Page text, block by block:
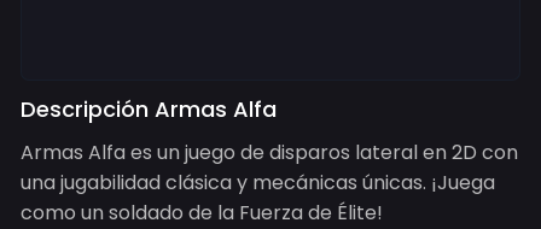
Descripción Armas Alfa
Armas Alfa es un juego de disparos lateral en 2D con
una jugabilidad clásica y mecánicas únicas. ¡Juega
como un soldado de la Fuerza de Élite!